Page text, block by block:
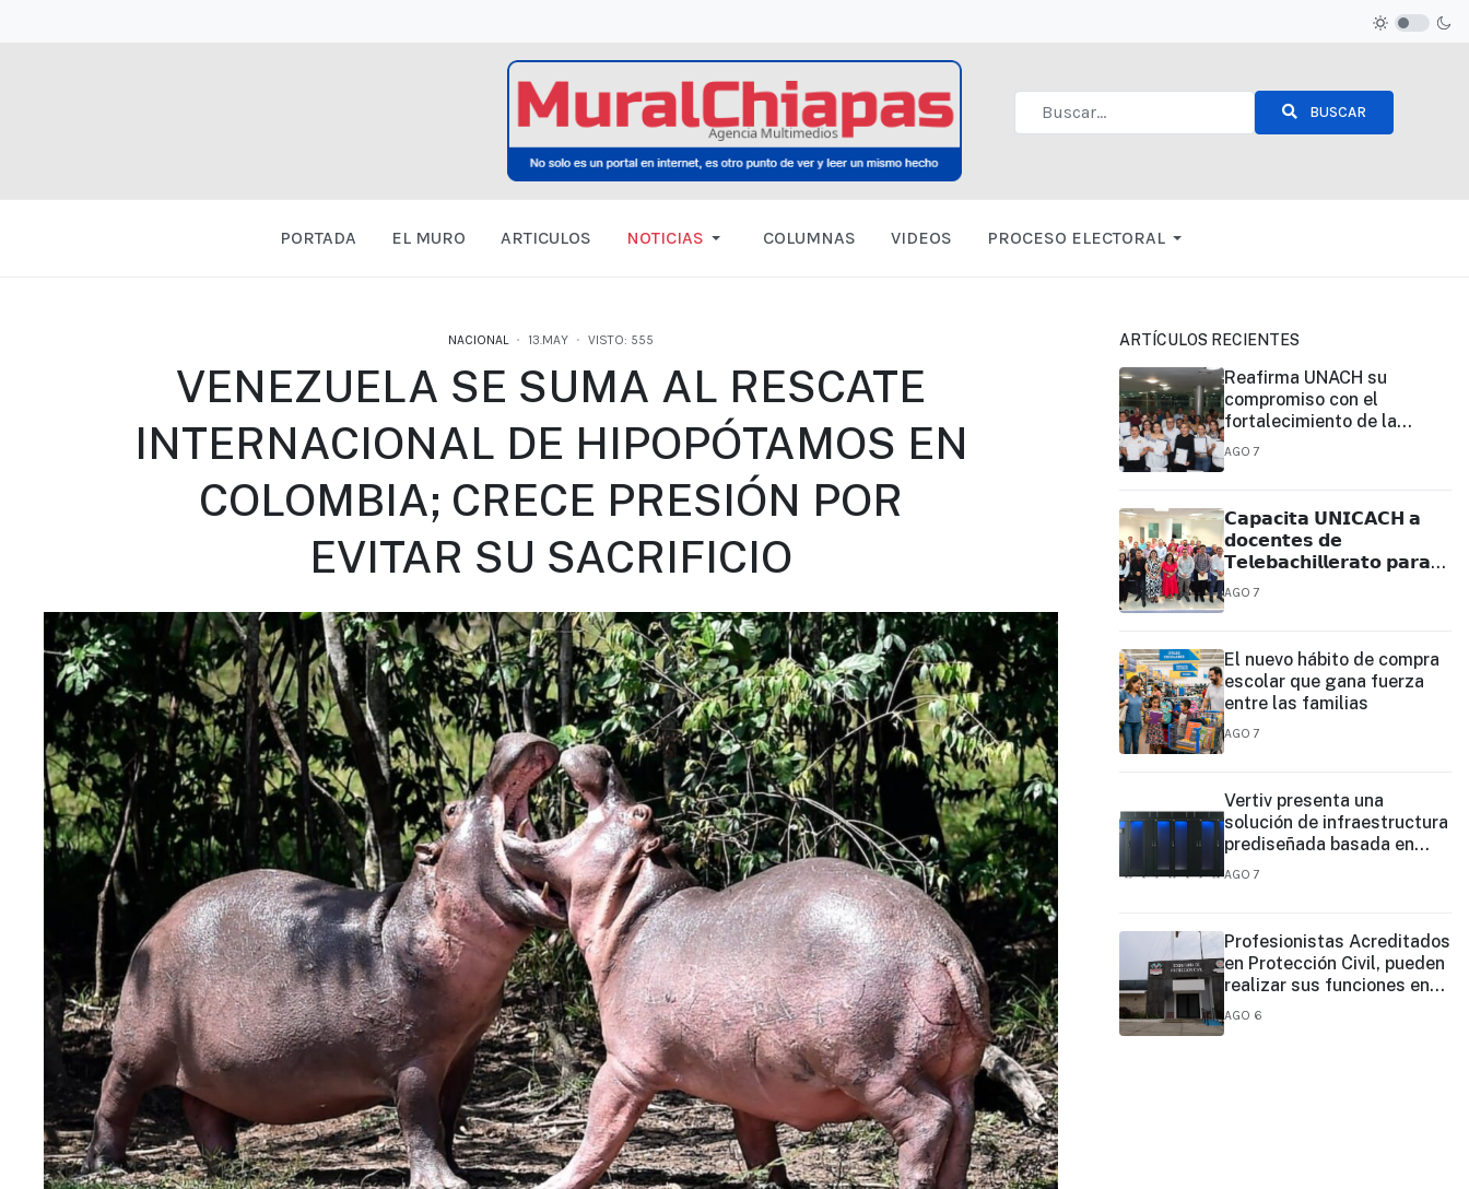
BUSCAR
PORTADA EL MURO ARTICULOS NOTICIAS COLUMNAS VIDEOS PROCESO ELECTORAL
NACIONAL 13.MAY VISTO: 555
VENEZUELA SE SUMA AL RESCATE
INTERNACIONAL DE HIPOPÓTAMOS EN
COLOMBIA; CRECE PRESIÓN POR
EVITAR SU SACRIFICIO
ARTÍCULOS RECIENTES
Reafirma UNACH su
compromiso con el
fortalecimiento de la
certificación de
AGO 7
𝗖𝗮𝗽𝗮𝗰𝗶𝘁𝗮 𝗨𝗡𝗜𝗖𝗔𝗖𝗛 𝗮
𝗱𝗼𝗰𝗲𝗻𝘁𝗲𝘀 𝗱𝗲
𝗧𝗲𝗹𝗲𝗯𝗮𝗰𝗵𝗶𝗹𝗹𝗲𝗿𝗮𝘁𝗼 𝗽𝗮𝗿𝗮
𝗳𝗼𝗿𝘁𝗮𝗹𝗲𝗰𝗲𝗿 𝘀𝘂 𝗽𝗿𝗮́𝗰𝘁𝗶𝗰𝗮
AGO 7
El nuevo hábito de compra
escolar que gana fuerza
entre las familias
AGO 7
Vertiv presenta una
solución de infraestructura
prediseñada basada en
filas para agilizar las
borde y de IA en el borde
AGO 7
Profesionistas Acreditados
en Protección Civil, pueden
realizar sus funciones en
todo el estado
AGO 6